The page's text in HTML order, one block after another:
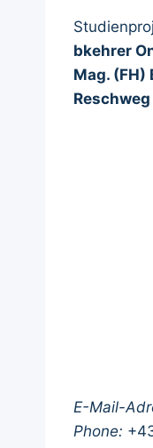
bkehrer
Mag. (FH)
E-Mail-
Phone: